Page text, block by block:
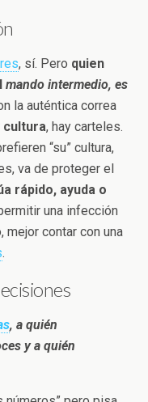
, sí. Pero quien
mando intermedio, es
la auténtica correa
cultura, hay carteles.
“su” cultura,
va de proteger el
rápido, ayuda o
una infección
mejor contar con una
.
, a quién
y a quién